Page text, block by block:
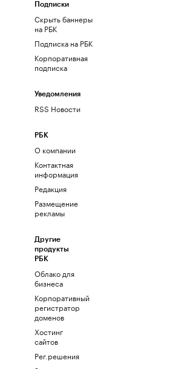
Подписки
Скрыть баннеры
на РБК
Подписка на РБК
Корпоративная
подписка
Уведомления
RSS Новости
РБК
О компании
Контактная
информация
Редакция
Размещение
рекламы
Другие
продукты
РБК
Облако для
бизнеса
Корпоративный
регистратор
доменов
Хостинг
сайтов
Рег.решения